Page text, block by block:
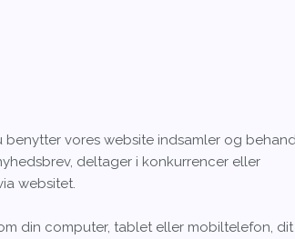
vores website indsamler og
deltager i konkurrencer eller
websitet.
din computer, tablet eller mobiltelefon, dit